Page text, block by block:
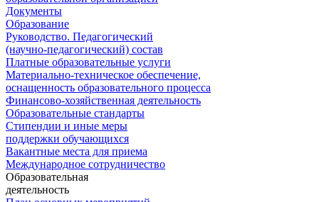
Документы
Образование
Руководство. Педагогический
(научно-педагогический) состав
Платные образовательные услуги
Материально-техническое обеспечение,
оснащенность образовательного процесса
Финансово-хозяйственная деятельность
Образовательные стандарты
Стипендии и иные меры
поддержки обучающихся
Вакантные места для приема
Международное сотрудничество
Образовательная
деятельность